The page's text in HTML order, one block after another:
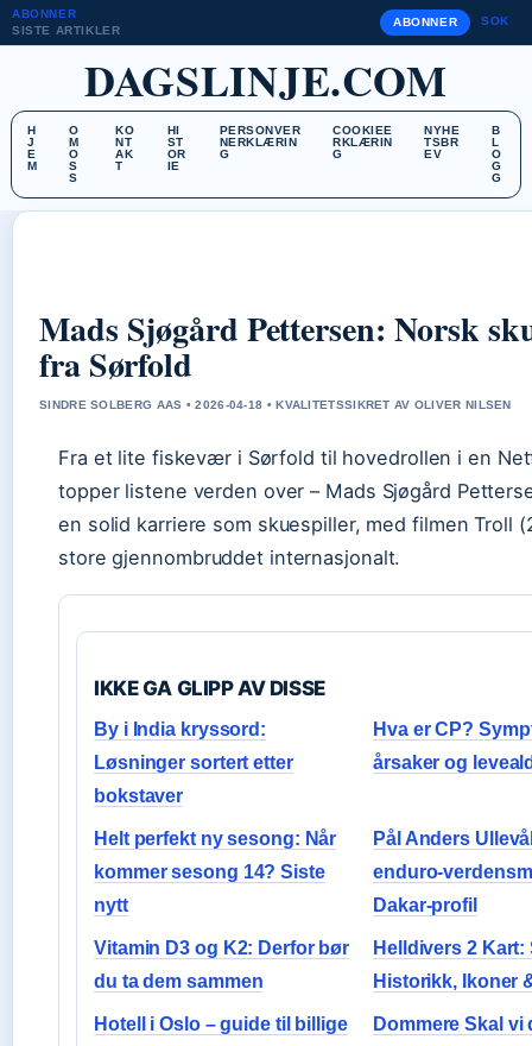
ABONNER
SISTE ARTIKLER
ABONNER SOK
DAGSLINJE.COM
H
J
E
M
O
M
O
S
S
KO
NT
AK
T
HI
ST
OR
IE
PERSONVER
NERKLÆRIN
G
COOKIEE
RKLÆRIN
G
NYHE
TSBR
EV
B
L
O
G
G
Mads Sjøgård Pettersen: Norsk
fra Sørfold
SINDRE SOLBERG AAS • 2026-04-18 • KVALITETSSIKRET AV OLIVER NILSEN
Fra et lite fiskevær i Sørfold til hovedrollen i en
topper listene verden over – Mads Sjøgård
en solid karriere som skuespiller, med filmen Troll
store gjennombruddet internasjonalt.
IKKE GA GLIPP AV DISSE
By i India kryssord:
Løsninger sortert etter
bokstaver
Hva er CP?
årsaker og
Helt perfekt ny sesong: Når
kommer sesong 14? Siste
nytt
Pål Anders
enduro-
Dakar-profil
Vitamin D3 og K2: Derfor bør
du ta dem sammen
Helldivers 2 Kart:
Historikk, Ikoner
Hotell i Oslo – guide til billige
Dommere Skal vi